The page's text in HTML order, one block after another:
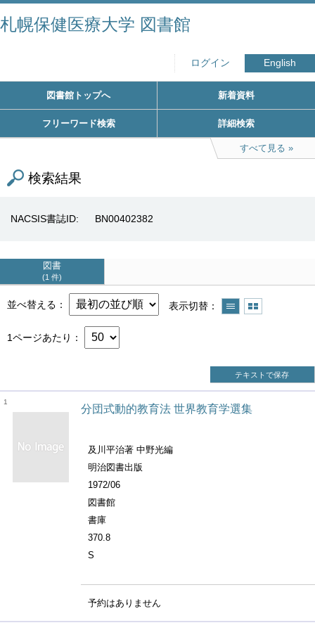
札幌保健医療大学 図書館
ログイン English
図書館トップへ 新着資料
フリーワード検索 詳細検索
すべて見る
検索結果
NACSIS書誌ID BN00402382
図書
1 件
並べ替える 表示切替
1ページあたり
テキストで保存
1
分団式動的教育法 世界教育学選集
及川平治著 中野光編
明治図書出版
1972/06
図書館
書庫
370.8
S
予約はありません